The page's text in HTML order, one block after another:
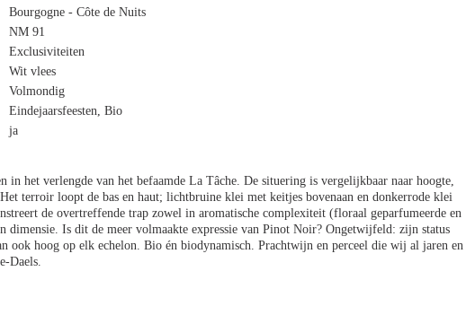
Bourgogne - Côte de Nuits
NM 91
Exclusiviteiten
Wit vlees
Volmondig
Eindejaarsfeesten, Bio
ja
in het verlengde van het befaamde La Tâche. De situering is vergelijkbaar naar hoogte,
terroir loopt de bas en haut; lichtbruine klei met keitjes bovenaan en donkerrode klei
de overtreffende trap zowel in aromatische complexiteit (floraal geparfumeerde en
dimensie. Is dit de meer volmaakte expressie van Pinot Noir? Ongetwijfeld: zijn status
ook hoog op elk echelon. Bio én biodynamisch. Prachtwijn en perceel die wij al jaren en
Daels.